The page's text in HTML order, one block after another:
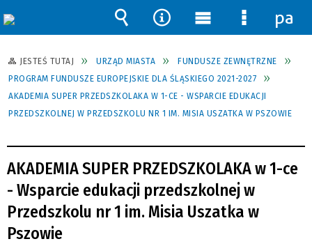
JESTEŚ TUTAJ URZĄD MIASTA
FUNDUSZE ZEWNĘTRZNE
PROGRAM FUNDUSZE EUROPEJSKIE DLA ŚLĄSKIEGO 2021-2027
AKADEMIA SUPER PRZEDSZKOLAKA W 1-CE - WSPARCIE EDUKACJI
PRZEDSZKOLNEJ W PRZEDSZKOLU NR 1 IM. MISIA USZATKA W PSZOWIE
AKADEMIA SUPER PRZEDSZKOLAKA w 1-ce
- Wsparcie edukacji przedszkolnej w
Przedszkolu nr 1 im. Misia Uszatka w
Pszowie
Wyszukiwarka
Narzędzia
Menu
główne
Menu